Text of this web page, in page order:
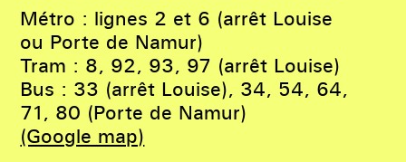
Métro : lignes 2 et 6 (arrêt Louise
ou Porte de Namur)
Tram : 8, 92, 93, 97 (arrêt Louise)
Bus : 33 (arrêt Louise), 34, 54, 64,
71, 80 (Porte de Namur)
(Google map)